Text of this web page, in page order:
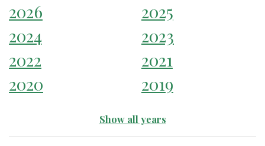
2026
2025
2024
2023
2022
2021
2020
2019
Show all years